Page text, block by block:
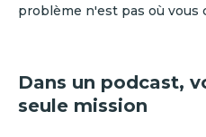
problème n'est pas où vous
Dans un podcast,
seule mission